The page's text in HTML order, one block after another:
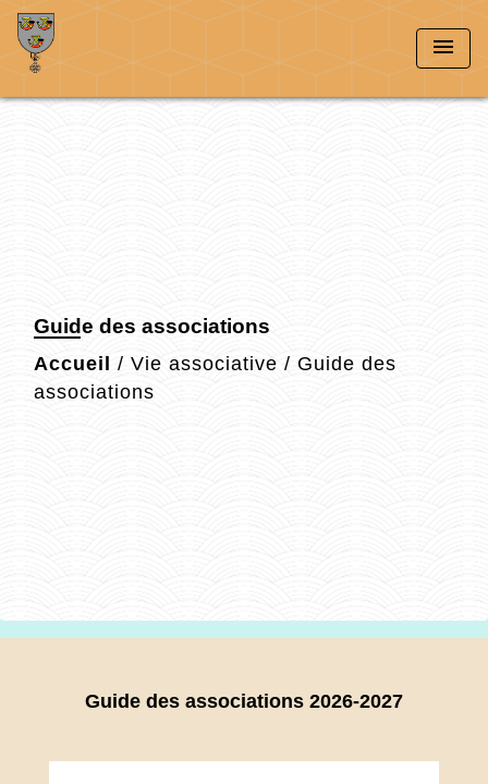
menu
Guide des associations
Accueil / Vie associative / Guide des
associations
Guide des associations 2026-2027